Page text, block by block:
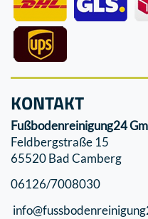
KONTAKT
Fußbodenreinigung24
Feldbergstraße 15
65520 Bad Camberg
06126/7008030